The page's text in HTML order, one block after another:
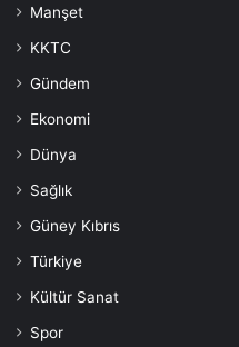
Manşet
KKTC
Gündem
Ekonomi
Dünya
Sağlık
Güney Kıbrıs
Türkiye
Kültür Sanat
Spor